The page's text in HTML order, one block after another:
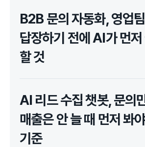
B2B 문의 자동화, 영업팀
답장하기 전에 AI가 먼
할 것
AI 리드 수집 챗봇, 문의
매출은 안 늘 때 먼저 봐
기준